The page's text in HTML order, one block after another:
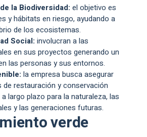
la Biodiversidad: el objetivo es
y hábitats en riesgo, ayudando a
de los ecosistemas.
Social: involucran a las
en sus proyectos generando un
las personas y sus entornos.
la empresa busca asegurar
restauración y conservación
largo plazo para la naturaleza, las
y las generaciones futuras.
verde